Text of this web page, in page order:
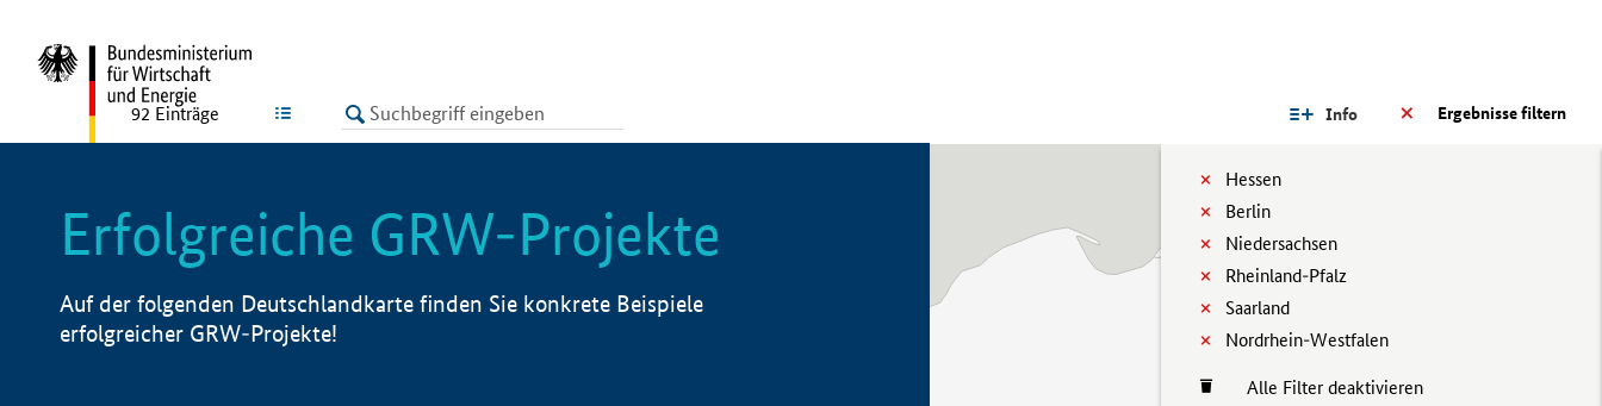
LISTE Ergebnisse filtern
Info
Hessen
Berlin
Niedersachsen
Rheinland-Pfalz
Saarland
Nordrhein-Westfalen
Alle Filter deaktivieren
92 Einträge
Erfolgreiche GRW-Projekte
Auf der folgenden Deutschlandkarte finden Sie konkrete Beispiele
erfolgreicher GRW-Projekte!